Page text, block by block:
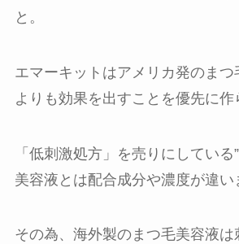
と。
エマーキットはアメリカ発のま
よりも効果を出すことを優先に作
「低刺激処方」を売りにしている
美容液とは配合成分や濃度が違い
その為、海外製のまつ毛美容液は